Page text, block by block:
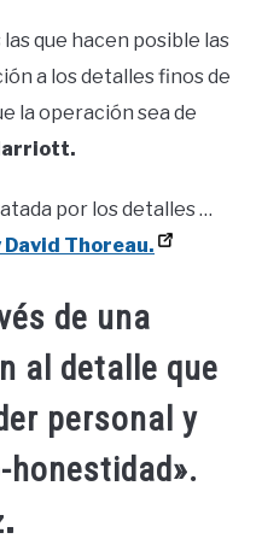
que hacen posible las
a los detalles finos de
la operación sea de
por los detalles …
David Thoreau.
de una
al detalle que
personal y